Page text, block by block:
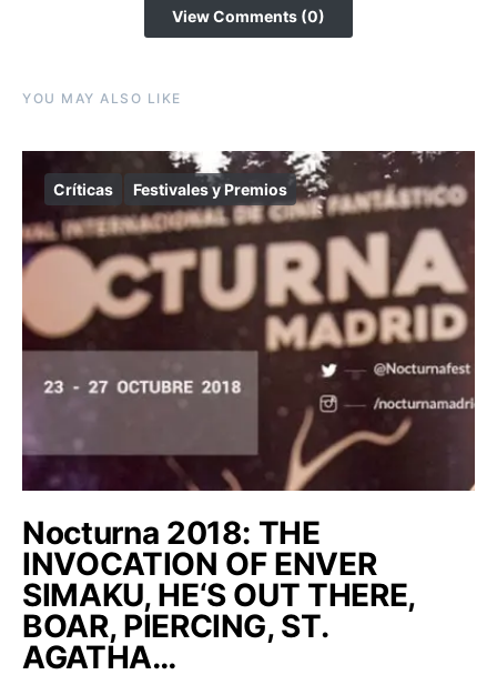
View Comments (0)
YOU MAY ALSO LIKE
Críticas Festivales y Premios
Nocturna 2018: THE
INVOCATION OF ENVER
SIMAKU, HE‘S OUT THERE,
BOAR, PIERCING, ST.
AGATHA…